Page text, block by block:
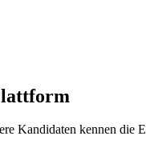
Kandidaten kennen